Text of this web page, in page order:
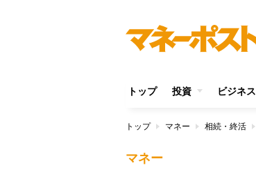
トップ 投資 ビジネス
トップ マネー 相続・終活
マネー